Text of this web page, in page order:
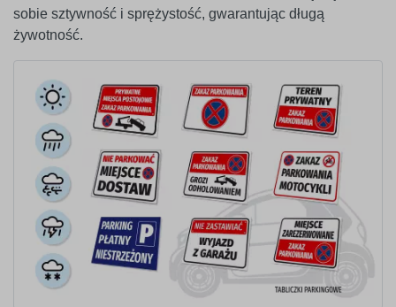
sobie sztywność i sprężystość, gwarantując długą
żywotność.